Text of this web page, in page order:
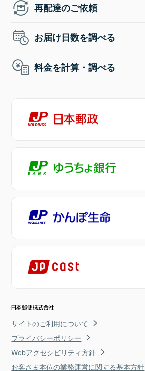
再配達のご依頼
お届け日数を調べる
料金を計算・調べる
サイトのご利用について
プライバシーポリシー
Webアクセシビリティ方針
お客さま本位の業務運営に関する基本方針